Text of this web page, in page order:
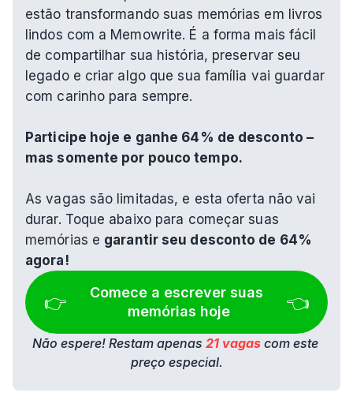
estão transformando suas memórias em livros
lindos com a Memowrite. É a forma mais fácil
de compartilhar sua história, preservar seu
legado e criar algo que sua família vai guardar
com carinho para sempre.
Participe hoje e ganhe 64% de desconto –
mas somente por pouco tempo.
As vagas são limitadas, e esta oferta não vai
durar. Toque abaixo para começar suas
memórias e garantir seu desconto de 64%
agora!
👉
Comece a escrever suas
memórias hoje
👈
Não espere! Restam apenas 21 vagas com este
preço especial.